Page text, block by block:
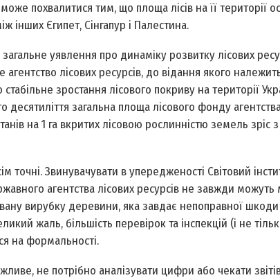
похвалитися тим, що площа лісів на її території
інших Єгипет, Сінгапур і Палестина.
уявлення про динаміку розвитку лісових
лісових ресурсів, до відання якого
зростання лісового покриву на території
десятиліття загальна площа лісового фонду
на 1 га вкритих лісовою рослинністю земель зріс
Звинувачувати в упередженості Світовий
агентства лісових ресурсів не завж­ди можуть
вирубку деревини, яка завдає непоправної
жаль, більшість перевірок та інспекцій (і не
на формальності.
не потрібно аналізувати цифри або чекати